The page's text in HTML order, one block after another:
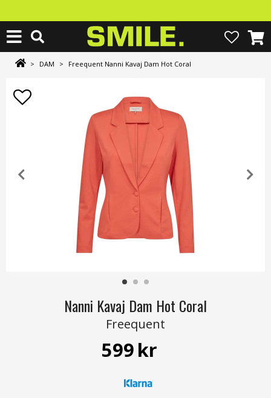
> DAM > Freequent Nanni Kavaj Dam Hot Coral
Nanni Kavaj Dam Hot Coral
Freequent
599kr